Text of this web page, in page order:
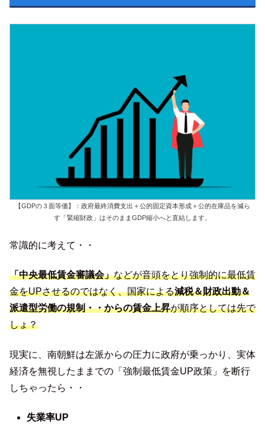
【GDPの３面等価】：政府最終消費支出＋公的固定資本形成＋公的在庫品を減ら
す「緊縮財政」はそのままGDP縮小へと直結します。
常識的に考えて・・
「中央最低賃金審議会」などが音頭をとり強制的に最低賃
金をUPさせるのではなく、国家による減税＆財政出動＆
派遣型労働の規制・・からの賃金上昇が順序としては先で
しょ？
現実に、南朝鮮は左派からの圧力に政府が乗っかり、実体
経済を無視したままでの「強制最低賃金UP政策」を断行
しちゃったら・・
失業率UP